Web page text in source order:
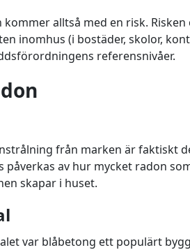
alltså med en risk.
inomhus (i bostäder, skolor,
referensnivåer.
från marken är faktiskt
påverkas av hur mycket radon
skapar i huset.
var blåbetong ett populärt